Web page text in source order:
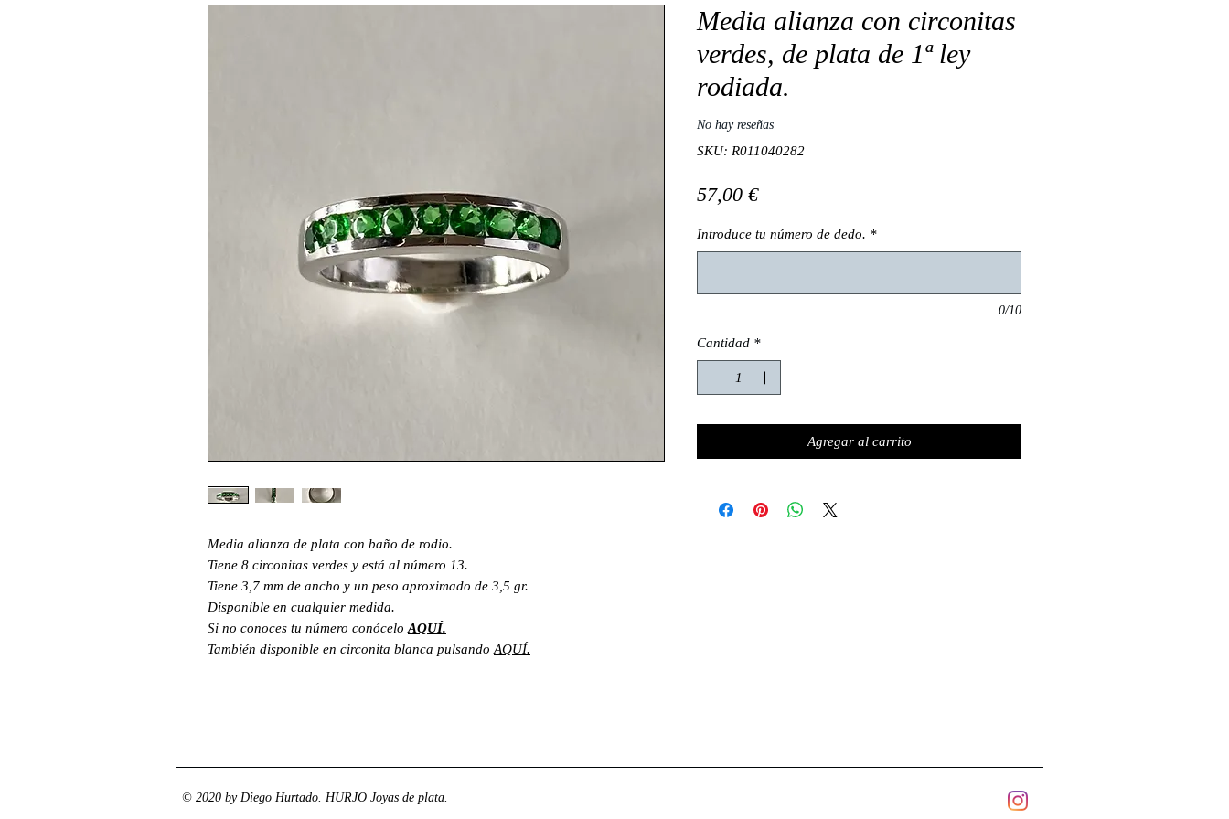
Media alianza de plata con baño de rodio.
Tiene 8 circonitas verdes y está al número 13.
Tiene 3,7 mm de ancho y un peso aproximado de 3,5 gr.
Disponible en cualquier medida.
Si no conoces tu número conócelo AQUÍ.
También disponible en circonita blanca pulsando AQUÍ.
Media alianza con circonitas
verdes, de plata de 1ª ley
rodiada.
No hay reseñas
SKU: R011040282
57,00 €Precio
Introduce tu número de dedo. *
0/10
Cantidad *
Agregar al carrito
© 2020 by Diego Hurtado. HURJO Joyas de plata.